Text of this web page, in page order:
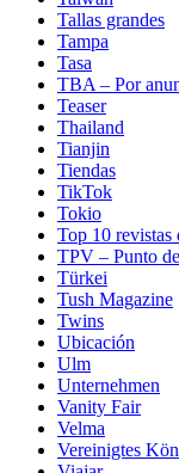
Tallas grandes
Tampa
Tasa
TBA – Por
Teaser
Thailand
Tianjin
Tiendas
TikTok
Tokio
Top 10 revistas
TPV – Punto
Türkei
Tush Magazine
Twins
Ubicación
Ulm
Unternehmen
Vanity Fair
Velma
Vereinigtes